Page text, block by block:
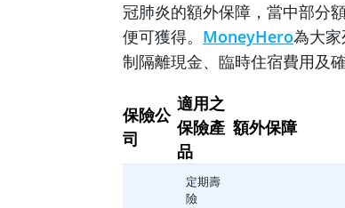
冠肺炎的額外保障，當中部分
便可獲得。 MoneyHero為大
制隔離現金、臨時住宿費用及確
保險公
司
適用之
保險產
品
額外保障
定期壽
險